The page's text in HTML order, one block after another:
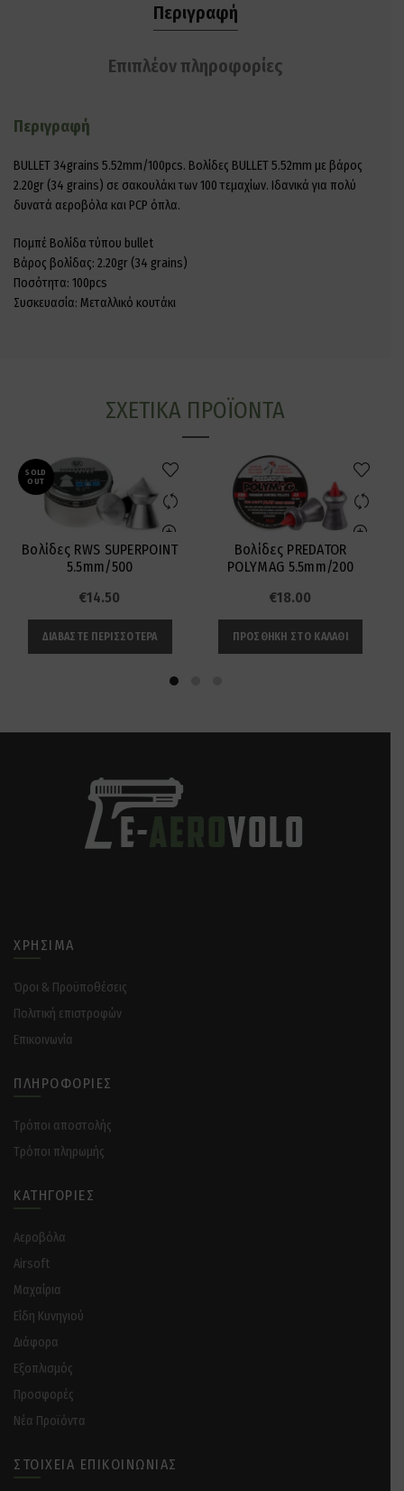
Περιγραφή
Επιπλέον πληροφορίες
Περιγραφή
BULLET 34grains 5.52mm/100pcs. Βολίδες BULLET 5.52mm με βάρος
2.20gr (34 grains) σε σακουλάκι των 100 τεμαχίων. Ιδανικά για πολύ
δυνατά αεροβόλα και PCP όπλα.
Πομπέ Βολίδα τύπου bullet
Βάρος βολίδας: 2.20gr (34 grains)
Ποσότητα: 100pcs
Συσκευασία: Μεταλλικό κουτάκι
ΣΧΕΤΙΚΆ ΠΡΟΪΌΝΤΑ
SOLD
OUT
Βολίδες RWS SUPERPOINT
5.5mm/500
€14.50
ΔΙΑΒΆΣΤΕ ΠΕΡΙΣΣΌΤΕΡΑ
Βολίδες PREDATOR
POLYMAG 5.5mm/200
€18.00
ΠΡΟΣΘΉΚΗ ΣΤΟ ΚΑΛΆΘΙ
ΧΡΉΣΙΜΑ
Όροι & Προϋποθέσεις
Πολιτική επιστροφών
Επικοινωνία
ΠΛΗΡΟΦΟΡΊΕΣ
Tρόποι αποστολής
Tρόποι πληρωμής
ΚΑΤΗΓΟΡΊΕΣ
Αεροβόλα
Airsoft
Μαχαίρια
Είδη Κυνηγιού
Διάφορα
Eξοπλισμός
Προσφορές
Νέα Προϊόντα
ΣΤΟΙΧΕΊΑ ΕΠΙΚΟΙΝΩΝΊΑΣ